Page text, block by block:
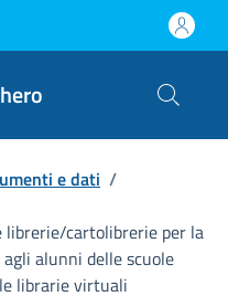
e dati /
librerie/cartolibrerie per la
alunni delle scuole
librarie virtuali